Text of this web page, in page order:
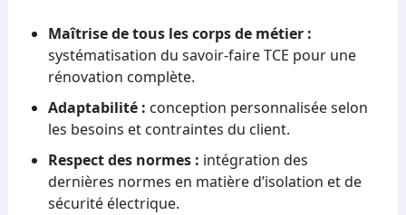
Maîtrise de tous les corps de métier :
systématisation du savoir-faire TCE pour une
rénovation complète.
Adaptabilité : conception personnalisée selon
les besoins et contraintes du client.
Respect des normes : intégration des
dernières normes en matière d’isolation et de
sécurité électrique.